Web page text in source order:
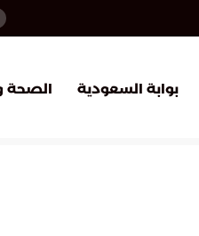
بوابة السعودية الصحة